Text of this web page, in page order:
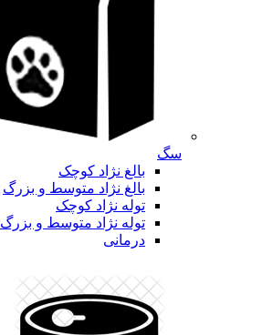
سگ
بالغ نژاد کوچک
بالغ نژاد متوسط و بزرگ
توله نژاد کوچک
توله نژاد متوسط و بزرگ
درمانی